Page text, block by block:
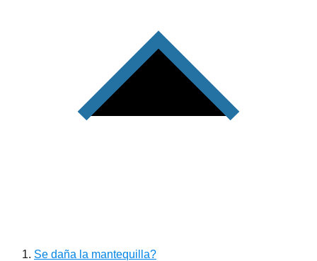
Se daña la mantequilla?